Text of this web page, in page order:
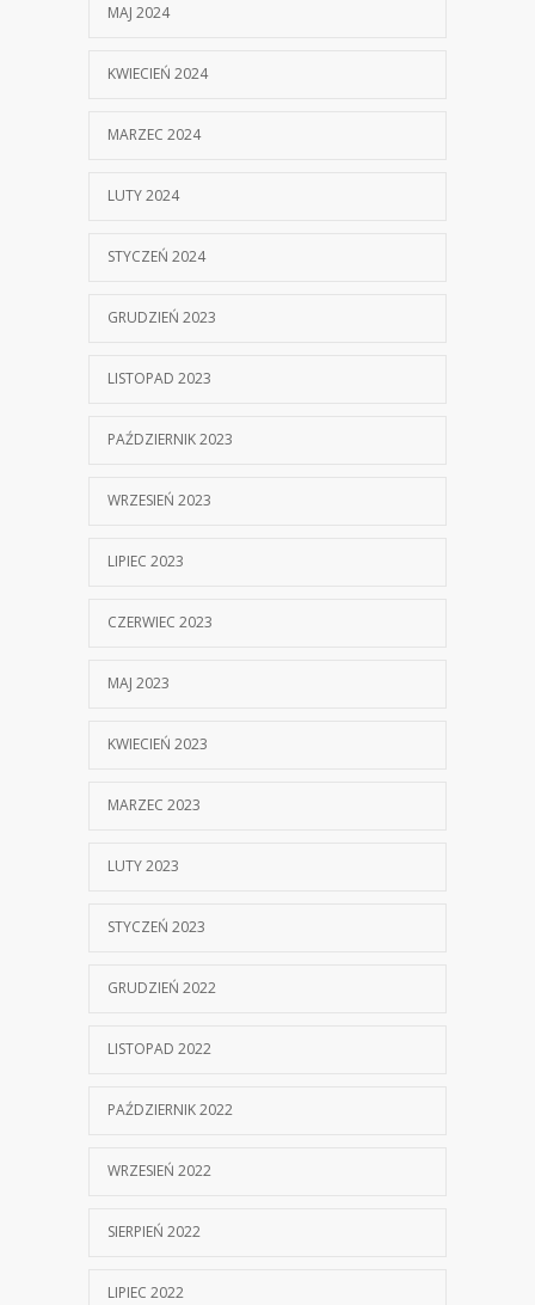
MAJ 2024
KWIECIEŃ 2024
MARZEC 2024
LUTY 2024
STYCZEŃ 2024
GRUDZIEŃ 2023
LISTOPAD 2023
PAŹDZIERNIK 2023
WRZESIEŃ 2023
LIPIEC 2023
CZERWIEC 2023
MAJ 2023
KWIECIEŃ 2023
MARZEC 2023
LUTY 2023
STYCZEŃ 2023
GRUDZIEŃ 2022
LISTOPAD 2022
PAŹDZIERNIK 2022
WRZESIEŃ 2022
SIERPIEŃ 2022
LIPIEC 2022